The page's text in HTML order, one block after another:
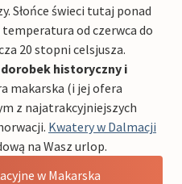
Słońce świeci tutaj ponad
od czerwca do
20 stopni celsjusza.
dorobek historyczny i
makarska (i jej ofera
z najatrakcyjniejszych
Kwatery w Dalmacji
na Wasz urlop.
w Makarska